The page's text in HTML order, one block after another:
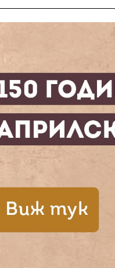
история